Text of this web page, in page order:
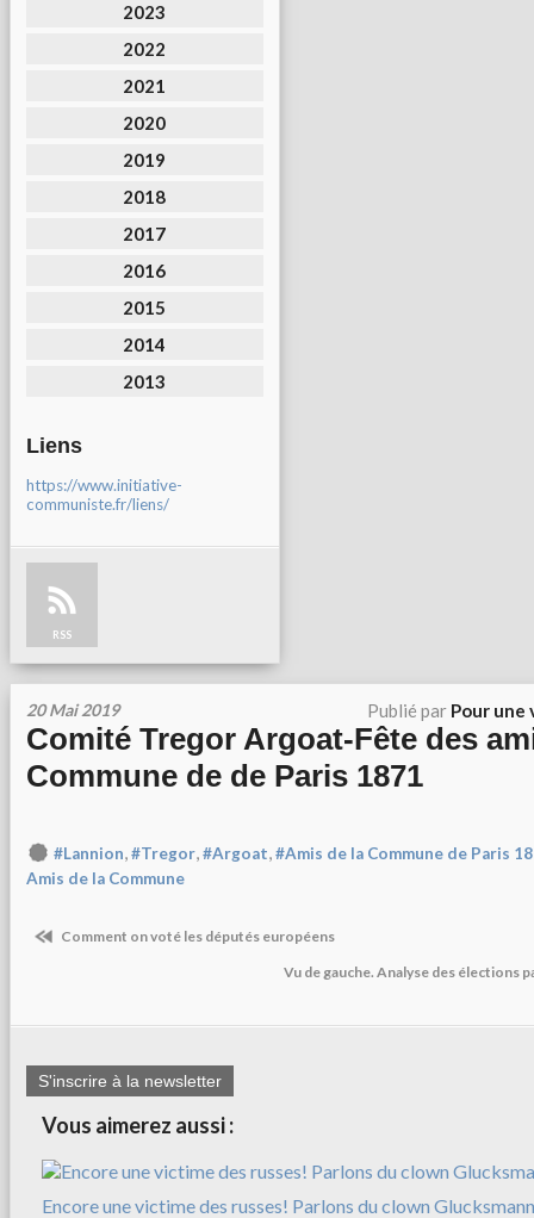
2023
2022
2021
2020
2019
2018
2017
2016
2015
2014
2013
Liens
https://www.initiative-
communiste.fr/liens/
RSS
20 Mai 2019 Publié par Pour une
Comité Tregor Argoat-Fête des
Commune de de Paris 1871
#Lannion,#Tregor,#Argoat,#Amis de la Commune de Paris
Amis de la Commune
Comment on voté les députés européens
Vu de gauche. Analyse des élections
S'inscrire à la newsletter
Vous aimerez aussi :
Encore une victime des russes! Parlons du clown Glucksmann